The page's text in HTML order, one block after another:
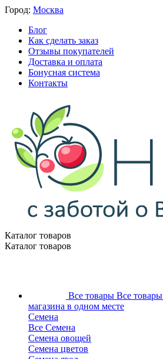
Город: Москва
Блог
Как сделать заказ
Отзывы покупателей
Доставка и оплата
Бонусная система
Контакты
Каталог товаров
Каталог товаров
Все товары Все
магазина в одном месте
Семена
Все Семена
Семена овощей
Семена цветов